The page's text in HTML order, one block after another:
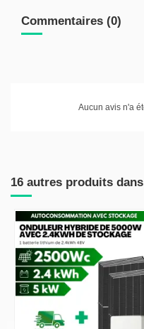
Commentaires (0)
Aucun avis n'a
16 autres produits